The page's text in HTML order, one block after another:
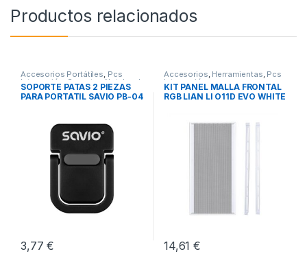
Productos relacionados
Accesorios Portátiles, Pcs
Integración ,Soportes Notebook
SOPORTE PATAS 2 PIEZAS
PARA PORTATIL SAVIO PB-04
3,77€
Accesorios, Herramientas, Pcs
Integración
KIT PANEL MALLA FRONTAL
RGB LIAN LI O11D EVO WHITE
14,61€